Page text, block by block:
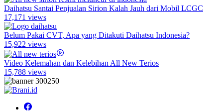
Daihatsu Santai Penjualan Sirion Kalah Jauh dari Mobil LCGC
17,171 views
Belum Pakai CVT, Apa yang Ditakuti Daihatsu Indonesia?
15,922 views
Video Kelemahan dan Kelebihan All New Terios
15,788 views